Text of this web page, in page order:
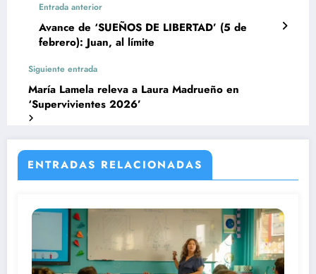
Entrada anterior
Avance de ‘SUEÑOS DE LIBERTAD’ (5 de
febrero): Juan, al límite
Siguiente entrada
María Lamela releva a Laura Madrueño en
‘Supervivientes 2026’
ENTRADAS RELACIONADAS